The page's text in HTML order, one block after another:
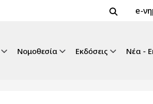
e-
Νομοθεσία Εκδόσεις Νέα -